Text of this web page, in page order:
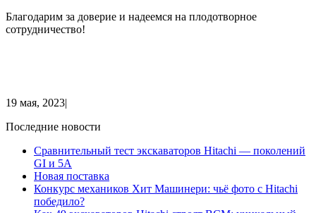
Благодарим за доверие и надеемся на плодотворное
сотрудничество!
19 мая, 2023|
Последние новости
Сравнительный тест экскаваторов Hitachi — поколений
GI и 5A
Новая поставка
Конкурс механиков Хит Машинери: чьё фото с Hitachi
победило?